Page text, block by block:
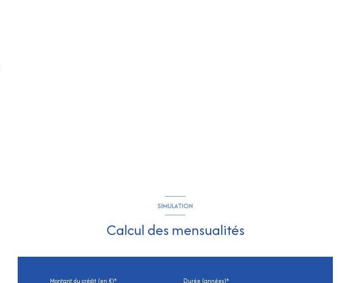
SIMULATION
Calcul des mensualités
Montant du crédit (en €)* Durée (années)*